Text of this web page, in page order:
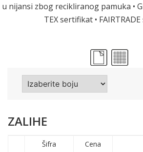
u nijansi zbog recikliranog pamuka •
TEX sertifikat •
ZALIHE
Šifra Cena